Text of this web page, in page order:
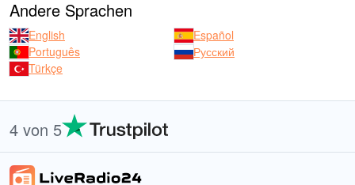
Andere Sprachen
English
Español
Português
Русский
Türkçe
4 von 5